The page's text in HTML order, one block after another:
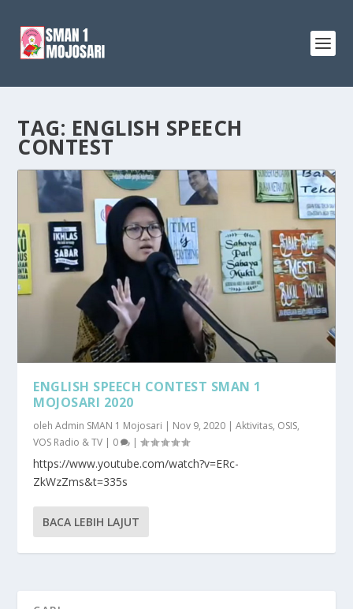
TAG: ENGLISH SPEECH
CONTEST
ENGLISH SPEECH CONTEST SMAN 1
MOJOSARI 2020
olehAdmin SMAN 1 Mojosari | Nov 9, 2020 |Aktivitas, OSIS,
VOS Radio & TV | 0 |
https://www.youtube.com/watch?v=ERc-
ZkWzZms&t=335s
BACA LEBIH LAJUT